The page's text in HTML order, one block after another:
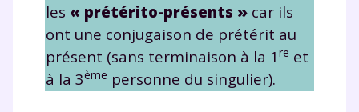
les « prétérito-présents » car ils
ont une conjugaison de prétérit au
présent (sans terminaison à la 1 re et
à la 3ème personne du singulier).
Fiches de cours et vidéos , exercices
corrigés,podcasts de révisions
Unespace dédié aux parentspour
suivre les progrès